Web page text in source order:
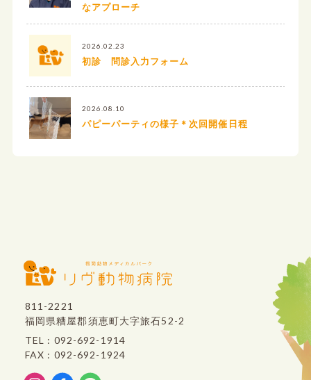
なアプローチ
2026.02.23
初診 問診入力フォーム
2026.08.10
パピーパーティの様子＊次回開催日程
811-2221
福岡県糟屋郡須恵町大字旅石52-2
TEL : 092-692-1914
FAX : 092-692-1924